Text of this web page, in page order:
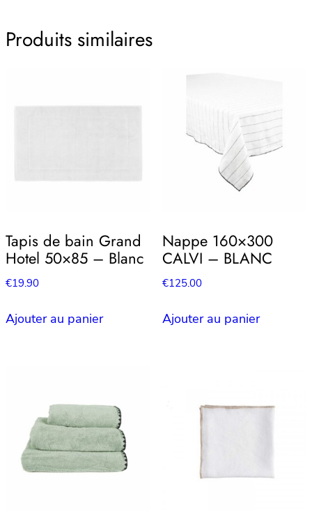
Produits similaires
Tapis de bain Grand
Hotel 50×85 – Blanc
€19.90
Ajouter au panier
Nappe 160×300
CALVI – BLANC
€125.00
Ajouter au panier